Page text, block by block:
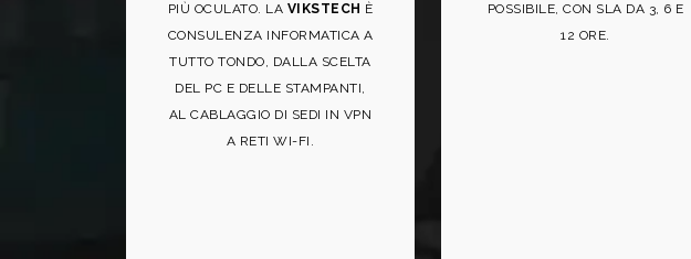
PIÙ OCULATO. LA VIKSTECH È
CONSULENZA INFORMATICA A
TUTTO TONDO, DALLA SCELTA
DEL PC E DELLE STAMPANTI,
AL CABLAGGIO DI SEDI IN VPN
A RETI WI-FI.
POSSIBILE, CON SLA DA 3, 6 E
12 ORE.